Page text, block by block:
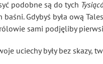
podobne są do tych
Gdybyś była ową
sami podjęliby
uciechy były bez skazy,